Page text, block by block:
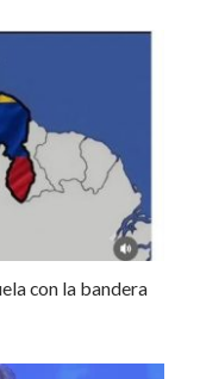
con la bandera